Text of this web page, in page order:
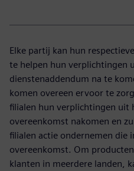
Elke partij kan hun
te helpen hun verplichtingen
dienstenaddendum na te
komen overeen ervoor te
filialen hun verplichtingen uit
overeenkomst nakomen en
filialen actie ondernemen die
overeenkomst. Om
klanten in meerdere landen,